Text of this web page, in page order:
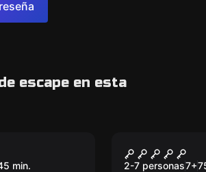
escape en esta
min.
Indiana’s
2-7 personas7+